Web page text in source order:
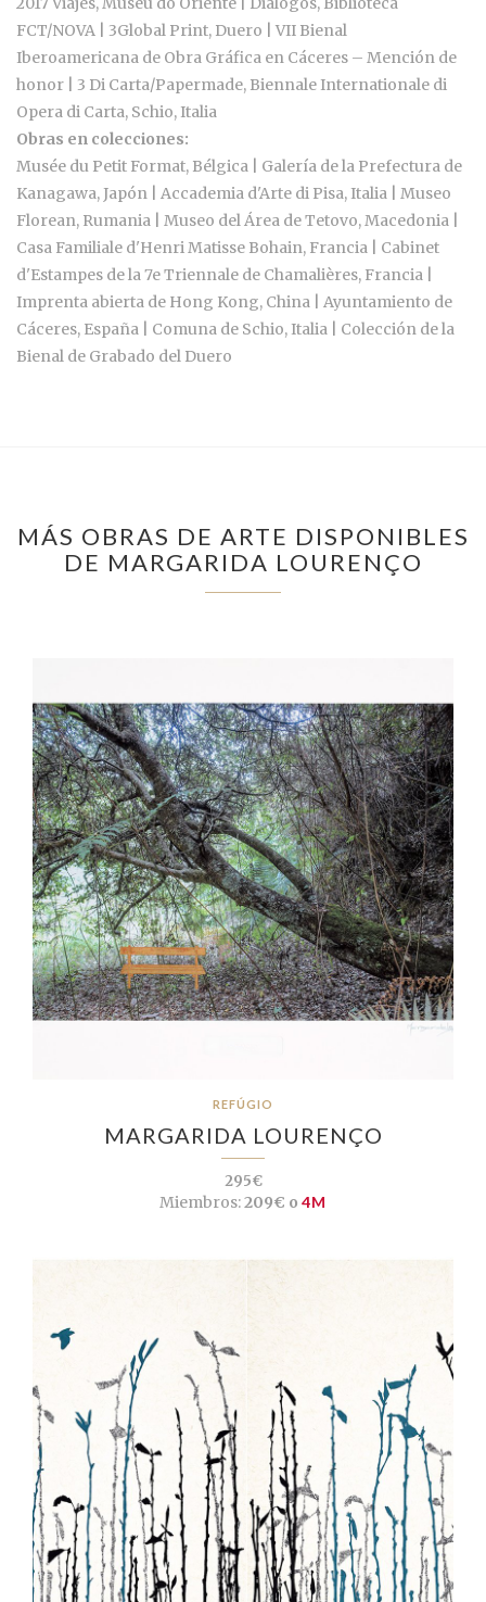
FCT/NOVA | 3Global Print, Duero | VII Bienal
Iberoamericana de Obra Gráfica en Cáceres – Mención de
honor | 3 Di Carta/Papermade, Biennale Internationale di
Opera di Carta, Schio, Italia
Obras en colecciones:
Musée du Petit Format, Bélgica | Galería de la Prefectura de
Kanagawa, Japón | Accademia d'Arte di Pisa, Italia | Museo
Florean, Rumania | Museo del Área de Tetovo, Macedonia |
Casa Familiale d'Henri Matisse Bohain, Francia | Cabinet
d'Estampes de la 7e Triennale de Chamalières, Francia |
Imprenta abierta de Hong Kong, China | Ayuntamiento de
Cáceres, España | Comuna de Schio, Italia | Colección de la
Bienal de Grabado del Duero
MÁS OBRAS DE ARTE DISPONIBLES
DE MARGARIDA LOURENÇO
REFÚGIO
MARGARIDA LOURENÇO
295€
Miembros:209€ o 4M